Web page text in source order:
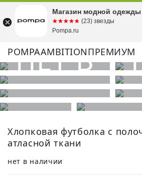
POMPAAMBITIONПРЕМИУМ
КУПИТЬ ОБРАЗ
Хлопковая футболка с
атласной ткани
нет в наличии
Магазин модной одежды
☆☆☆☆☆
★★★★★ (23) звезды
Pompa.ru